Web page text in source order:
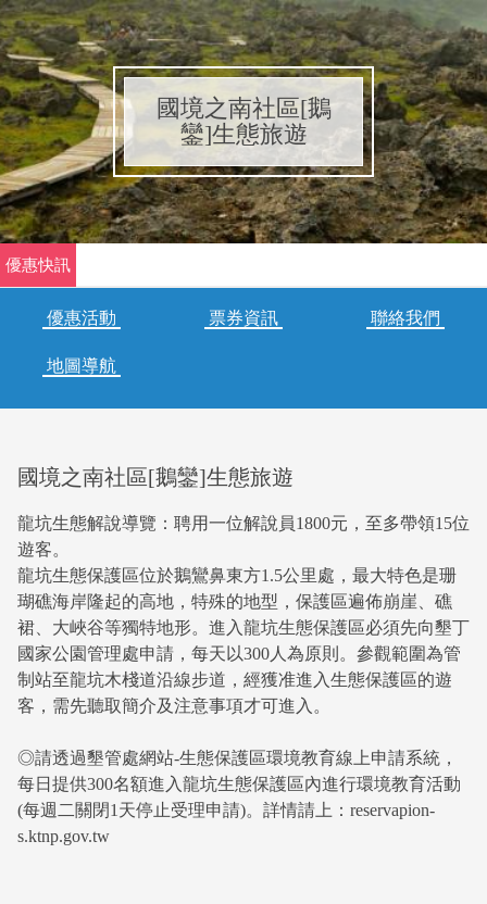
國境之南社區[鵝
鑾]生態旅遊
優惠快訊
悠遊墾丁優惠折價劵 悠遊墾丁網友憑優待卷，打
優惠活動 票券資訊 聯絡我們
地圖導航
國境之南社區[鵝鑾]生態旅遊
龍坑生態解說導覽：聘用一位解說員1800元，至多帶領15位
遊客。
龍坑生態保護區位於鵝鸞鼻東方1.5公里處，最大特色是珊
瑚礁海岸隆起的高地，特殊的地型，保護區遍佈崩崖、礁
裙、大峽谷等獨特地形。進入龍坑生態保護區必須先向墾丁
國家公園管理處申請，每天以300人為原則。參觀範圍為管
制站至龍坑木棧道沿線步道，經獲准進入生態保護區的遊
客，需先聽取簡介及注意事項才可進入。
◎請透過墾管處網站-生態保護區環境教育線上申請系統，
每日提供300名額進入龍坑生態保護區內進行環境教育活動
(每週二關閉1天停止受理申請)。詳情請上：reservapion-
s.ktnp.gov.tw